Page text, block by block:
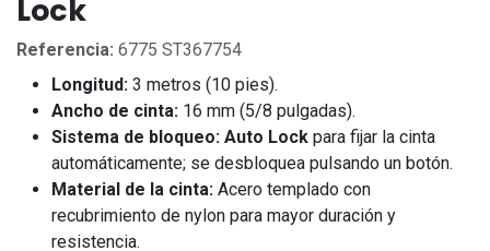
Lock
Referencia: 6775 ST367754
Longitud: 3 metros (10 pies).
Ancho de cinta: 16 mm (5/8 pulgadas).
Sistema de bloqueo: Auto Lock para fijar la cinta
automáticamente; se desbloquea pulsando un botón.
Material de la cinta: Acero templado con
recubrimiento de nylon para mayor duración y
resistencia.